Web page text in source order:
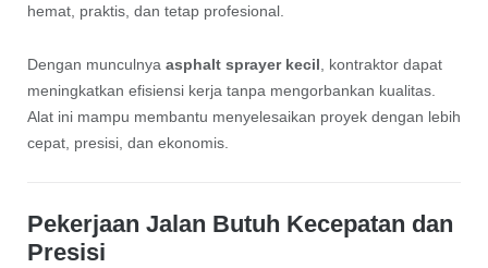
hemat, praktis, dan tetap profesional.
Dengan munculnya asphalt sprayer kecil , kontraktor dapat
meningkatkan efisiensi kerja tanpa mengorbankan kualitas.
Alat ini mampu membantu menyelesaikan proyek dengan lebih
cepat, presisi, dan ekonomis.
Pekerjaan Jalan Butuh Kecepatan dan
Presisi